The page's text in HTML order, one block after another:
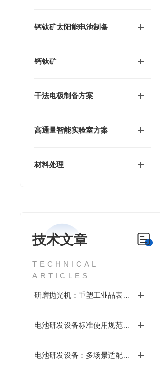
钙钛矿太阳能电池制备
钙钛矿
干法电极制备方案
高通量智能实验室方案
材料处理
技术文章
TECHNICAL
ARTICLES
研磨抛光机：重塑工业品表面质感的精密利器
电池研发设备标准使用规范与操作指南
电池研发设备：多场景适配的研发效能支撑